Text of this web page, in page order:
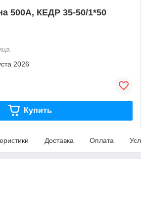
500А, КЕДР 35-50/1*50
2026
Купить
Доставка Оплата